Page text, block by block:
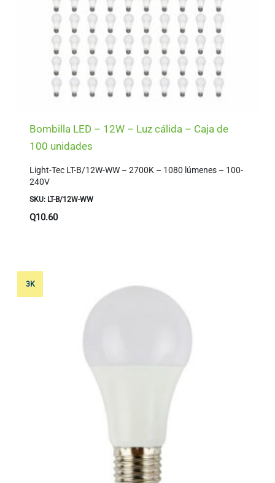
Bombilla LED – 12W – Luz cálida – Caja de
100 unidades
Light-Tec LT-B/12W-WW – 2700K – 1080 lúmenes – 100-
240V
SKU: LT-B/12W-WW
Q10.60
3K